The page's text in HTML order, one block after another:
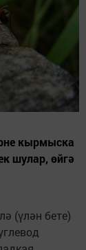
кырмыска
шулар, өйгә
(үлән бете)